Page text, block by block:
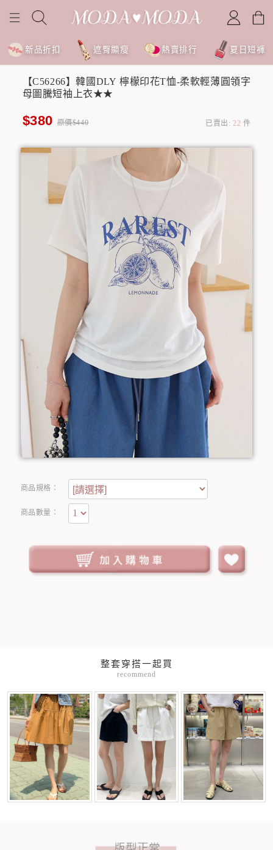
新品折扣 遮臀顯瘦 熱賣排行 夏日短褲
【C56266】韓國DLY 檸檬印花T恤-柔軟輕薄圓領字
母圖騰短袖上衣★★
$380 原價$440 已賣出: 22 件
商品規格：
商品數量：
整套穿搭一起買
recommend